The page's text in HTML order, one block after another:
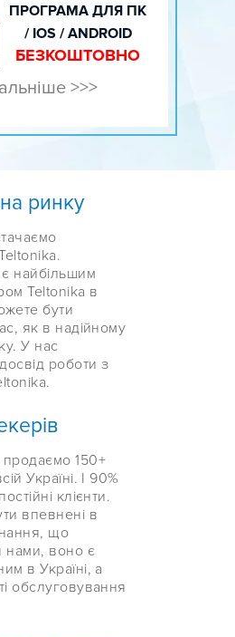
ПРОГРАМА ДЛЯ ПК
/ IOS / ANDROID
БЕЗКОШТОВНО
>>>
ринку
найбільшим
Teltonika в
бути
як в надійному
У нас
роботи з
150+
Україні. І 90%
клієнти.
впевнені в
що
нами, воно є
в Україні, а
обслуговування